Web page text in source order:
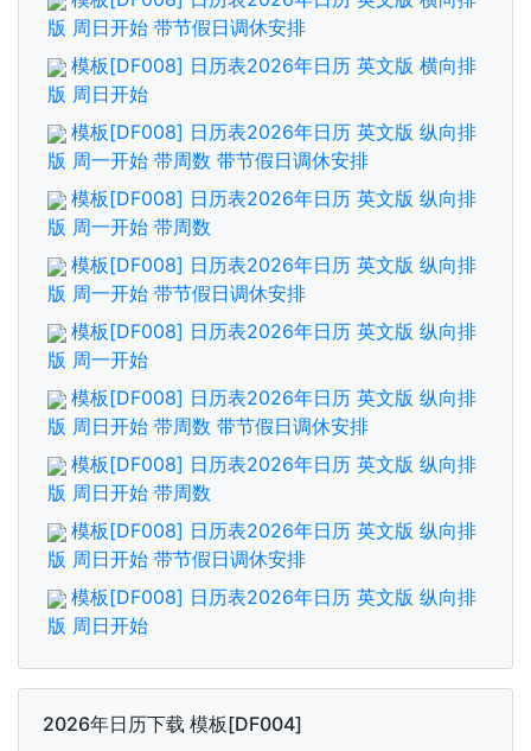
版 周日开始 带节假日调休安排
模板[DF008] 日历表2026年日历 英文版 横向排
版 周日开始
模板[DF008] 日历表2026年日历 英文版 纵向排
版 周一开始 带周数 带节假日调休安排
模板[DF008] 日历表2026年日历 英文版 纵向排
版 周一开始 带周数
模板[DF008] 日历表2026年日历 英文版 纵向排
版 周一开始 带节假日调休安排
模板[DF008] 日历表2026年日历 英文版 纵向排
版 周一开始
模板[DF008] 日历表2026年日历 英文版 纵向排
版 周日开始 带周数 带节假日调休安排
模板[DF008] 日历表2026年日历 英文版 纵向排
版 周日开始 带周数
模板[DF008] 日历表2026年日历 英文版 纵向排
版 周日开始 带节假日调休安排
模板[DF008] 日历表2026年日历 英文版 纵向排
版 周日开始
2026年日历下载 模板[DF004]